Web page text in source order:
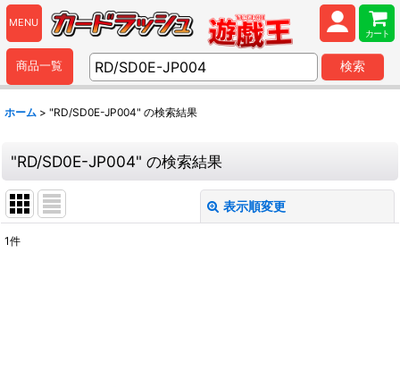
MENU
カート
商品一覧 検索
ホーム > "RD/SD0E-JP004" の検索結果
"RD/SD0E-JP004" の検索結果
表示順変更
1件